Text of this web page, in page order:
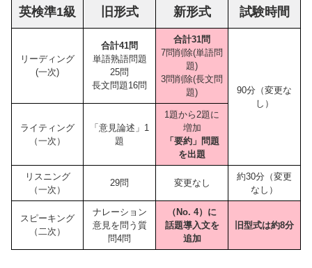
英検準1級 旧形式 新形式 試験時間
リーディング
(一次)
合計41問
単語熟語問題
25問
長文問題16問
合計31問
7問削除(単語問
題)
3問削除(長文問
題)
90分（変更な
し）
ライティング
（一次）
「意見論述」1
題
1題から2題に
増加
「要約」問題
を出題
リスニング
（一次）
29問 変更なし
約30分（変更
なし）
スピーキング
（二次）
ナレーション
意見を問う質
問4問
（No. 4）に
話題導入文を
追加
旧型式は約8分